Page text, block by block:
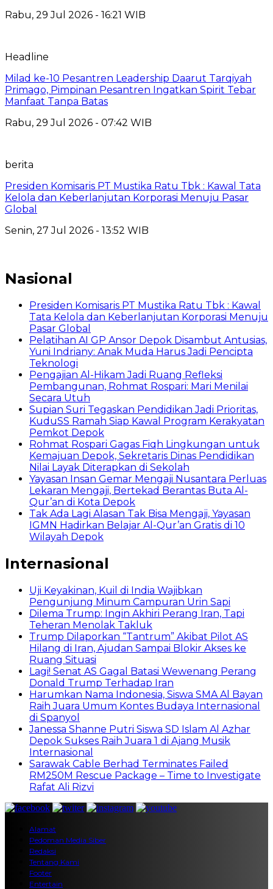
Rabu, 29 Jul 2026 - 16:21 WIB
Headline
Milad ke-10 Pesantren Leadership Daarut Tarqiyah
Primago, Pimpinan Pesantren Ingatkan Spirit Tebar
Manfaat Tanpa Batas
Rabu, 29 Jul 2026 - 07:42 WIB
berita
Presiden Komisaris PT Mustika Ratu Tbk : Kawal Tata
Kelola dan Keberlanjutan Korporasi Menuju Pasar
Global
Senin, 27 Jul 2026 - 13:52 WIB
Nasional
Presiden Komisaris PT Mustika Ratu Tbk : Kawal
Tata Kelola dan Keberlanjutan Korporasi Menuju
Pasar Global
Pelatihan AI GP Ansor Depok Disambut Antusias,
Yuni Indriany: Anak Muda Harus Jadi Pencipta
Teknologi
Pengajian Al-Hikam Jadi Ruang Refleksi
Pembangunan, Rohmat Rospari: Mari Menilai
Secara Utuh
Supian Suri Tegaskan Pendidikan Jadi Prioritas,
KuduSS Ramah Siap Kawal Program Kerakyatan
Pemkot Depok
Rohmat Rospari Gagas Fiqh Lingkungan untuk
Kemajuan Depok, Sekretaris Dinas Pendidikan
Nilai Layak Diterapkan di Sekolah
Yayasan Insan Gemar Mengaji Nusantara Perluas
Lekaran Mengaji, Bertekad Berantas Buta Al-
Qur’an di Kota Depok
Tak Ada Lagi Alasan Tak Bisa Mengaji, Yayasan
IGMN Hadirkan Belajar Al-Qur’an Gratis di 10
Wilayah Depok
Internasional
Uji Keyakinan, Kuil di India Wajibkan
Pengunjung Minum Campuran Urin Sapi
Dilema Trump: Ingin Akhiri Perang Iran, Tapi
Teheran Menolak Takluk
Trump Dilaporkan “Tantrum” Akibat Pilot AS
Hilang di Iran, Ajudan Sampai Blokir Akses ke
Ruang Situasi
Lagi! Senat AS Gagal Batasi Wewenang Perang
Donald Trump Terhadap Iran
Harumkan Nama Indonesia, Siswa SMA Al Bayan
Raih Juara Umum Kontes Budaya Internasional
di Spanyol
Janessa Shanne Putri Siswa SD Islam Al Azhar
Depok Sukses Raih Juara 1 di Ajang Musik
Internasional
Sarawak Cable Berhad Terminates Failed
RM250M Rescue Package – Time to Investigate
Rafat Ali Rizvi
Alamat
Pedoman Media Siber
Redaksi
Tentang Kami
Footer
Entertain